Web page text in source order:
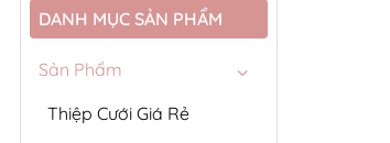
DANH MỤC SẢN PHẨM
Sản Phẩm
Thiệp Cưới Giá Rẻ